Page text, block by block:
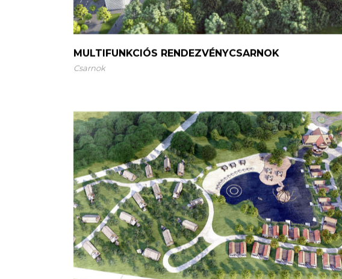
MULTIFUNKCIÓS RENDEZVÉNYCSARNOK
Csarnok